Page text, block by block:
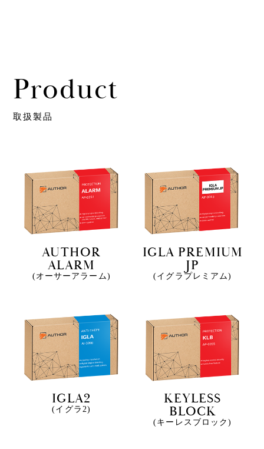
Product
取扱製品
AUTHOR
ALARM
(オーサーアラーム)
IGLA PREMIUM
JP
(イグラプレミアム)
IGLA2
(イグラ2)
KEYLESS
BLOCK
(キーレスブロック)